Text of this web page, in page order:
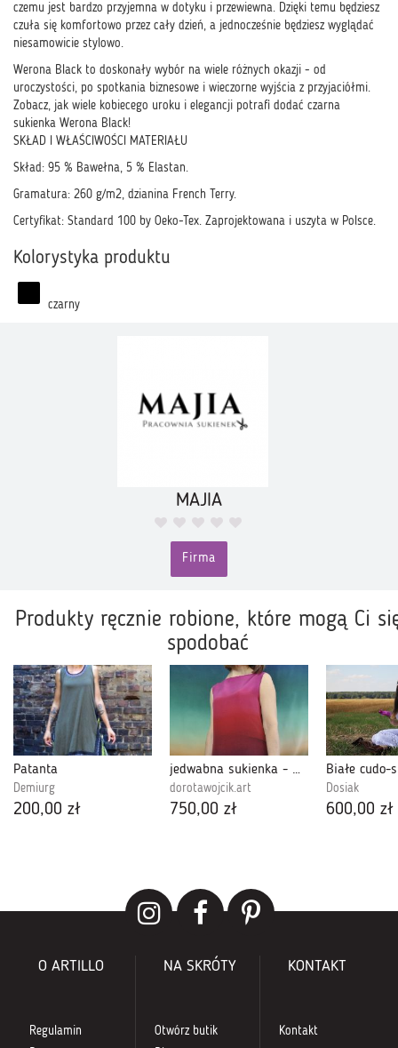
czemu jest bardzo przyjemna w dotyku i przewiewna. Dzięki temu będziesz
czuła się komfortowo przez cały dzień, a jednocześnie będziesz wyglądać
niesamowicie stylowo.
Werona Black to doskonały wybór na wiele różnych okazji - od
uroczystości, po spotkania biznesowe i wieczorne wyjścia z przyjaciółmi.
Zobacz, jak wiele kobiecego uroku i elegancji potrafi dodać czarna
sukienka Werona Black!
SKŁAD I WŁAŚCIWOŚCI MATERIAŁU
Skład: 95 % Bawełna, 5 % Elastan.
Gramatura: 260 g/m2, dzianina French Terry.
Certyfikat: Standard 100 by Oeko-Tex. Zaprojektowana i uszyta w Polsce.
Kolorystyka produktu
czarny
MAJIA
Firma
Produkty ręcznie robione, które mogą Ci
spodobać
Patanta
Demiurg
200,00 zł
jedwabna sukienka - wiśniowo-czerwone ombre
dorotawojcik.art
750,00 zł
Dosiak
600,00 zł
O ARTILLO
Regulamin
NA SKRÓTY
Otwórz butik
KONTAKT
Kontakt